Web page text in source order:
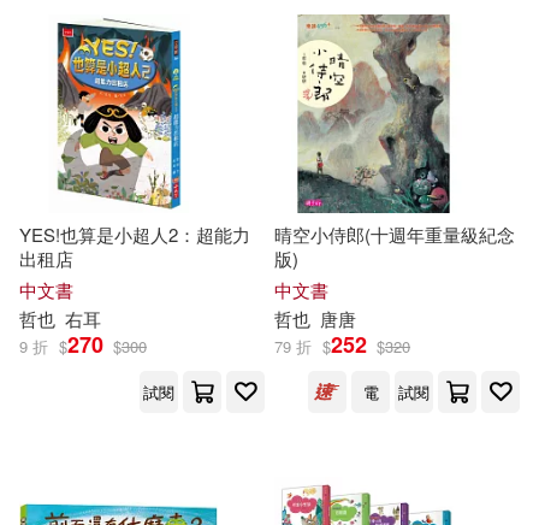
克里斯多夫．貝爾頓(1)
内海哲也(1) 千田嘉博(1)
吉村清子(1)
吉爾達‧威廉姆斯(1)
吉田哲也(1) 吉田戰車(1)
吳甘霖(1) 嚴淑女等(1)
四川文藝出版社(1)
國防工業出版社(1)
外語教學與研究出版社(1)
大和書房(1) 大拓文化(1)
天衛文化(1) 天馬行空(1)
字畝文化(1) 学芸出版社(1)
実業之日本社(1)
YES!也算是小超人2：超能力
出租店
中文書
哲也 右耳
9 折 $270 $300
試閱
晴空小侍郎(十週年重量級紀念
版)
中文書
哲也 唐唐
79 折 $252 $320
電
試閱